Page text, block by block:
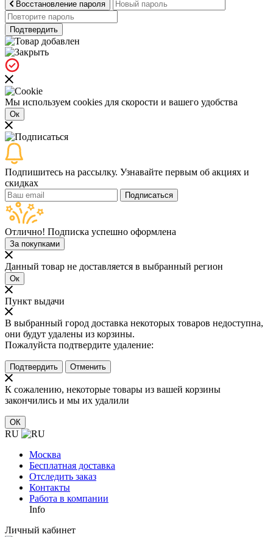
Восстановление пароля
Подтвердить
Мы используем cookies для скорости и вашего удобства
Ок
Подпишитесь на рассылку. Узнавайте первым об акциях и
скидках
Подписаться
Отлично! Подписка успешно оформлена
За покупками
Данный товар не доставляется в выбранный регион
Ок
Пункт выдачи
В выбранный город доставка некоторых товаров недоступна,
они будут удалены из корзины.
Пожалуйста подтвердите удаление:
Подтвердить Отменить
К сожалению, некоторые товары из вашей корзины
закончились и мы их удалили
ОК
RU
Москва
Бесплатная доставка
Отследить заказ
Контакты
Работа в компании
Info
Личный кабинет